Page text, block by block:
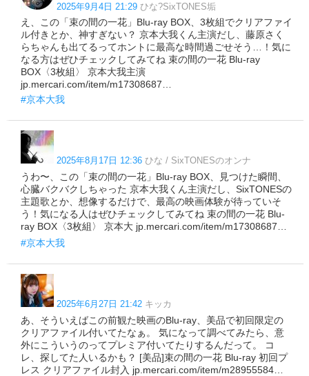
2025年9月4日 21:29 ひな?SixTONES垢
え、この「束の間の一花」Blu-ray BOX、3枚組でクリアファイ
ル付きとか、神すぎない？ 京本大我くん主演だし、藤原さく
らちゃんも出てるってホントに最高な時間過ごせそう…！気に
なる方はぜひチェックしてみてね 束の間の一花 Blu-ray
BOX〈3枚組〉 京本大我主演
jp.mercari.com/item/m17308687…
#京本大我
2025年8月17日 12:36 ひな / SixTONESのオンナ
うわ〜、この「束の間の一花」Blu-ray BOX、見つけた瞬間、
心臓バクバクしちゃった 京本大我くん主演だし、SixTONESの
主題歌とか、想像するだけで、最高の映画体験が待っていそ
う！気になる人はぜひチェックしてみてね 束の間の一花 Blu-
ray BOX〈3枚組〉 京本大 jp.mercari.com/item/m17308687…
#京本大我
2025年6月27日 21:42 キッカ
あ、そういえばこの前観た映画のBlu-ray、美品で初回限定の
クリアファイル付いてたなぁ。 気になって調べてみたら、意
外にこういうのってプレミア付いてたりするんだって。 コ
レ、探してた人いるかも？ [美品]束の間の一花 Blu-ray 初回プ
レス クリアファイル封入 jp.mercari.com/item/m28955584…